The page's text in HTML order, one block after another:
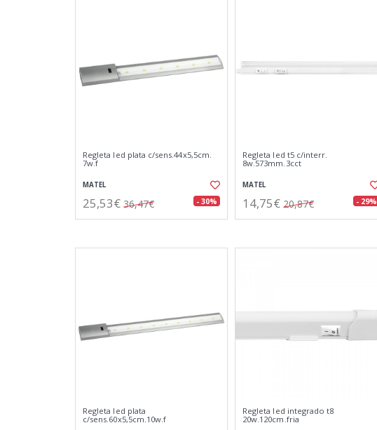
Regleta led plata c/sens.44x5,5cm.
7w.f
MATEL
25,53€ 36,47€ - 30%
Regleta led t5 c/interr.
8w.573mm.3cct
MATEL
14,75€ 20,87€ - 29%
Regleta led plata
c/sens.60x5,5cm.10w.f
Regleta led integrado t8
20w.120cm.fria